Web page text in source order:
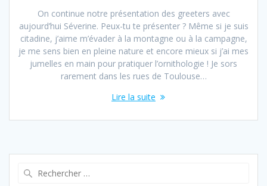
On continue notre présentation des greeters avec
aujourd’hui Séverine. Peux-tu te présenter ? Même si je suis
citadine, j’aime m’évader à la montagne ou à la campagne,
je me sens bien en pleine nature et encore mieux si j’ai mes
jumelles en main pour pratiquer l’ornithologie ! Je sors
rarement dans les rues de Toulouse…
Lire la suite